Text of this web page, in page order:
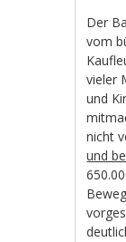
Der
vom
vieler
und
nicht
und